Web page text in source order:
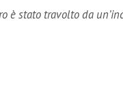
è stato travolto da